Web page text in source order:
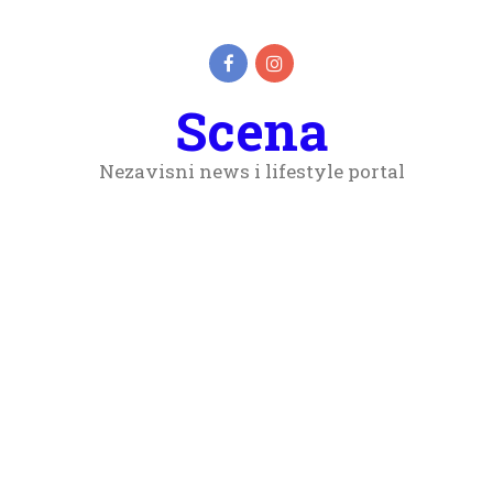
Scena
Nezavisni news i lifestyle portal